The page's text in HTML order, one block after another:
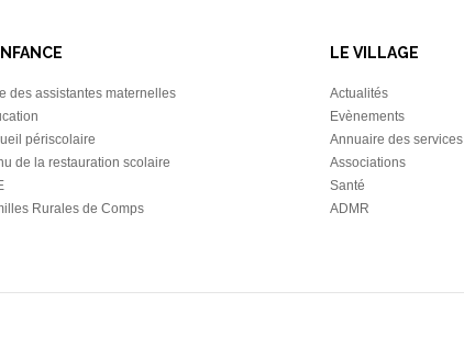
des assistantes maternelles
périscolaire
de la restauration scolaire
Rurales de Comps
LE VILLAGE
Actualités
Evènements
Annuaire des services
Associations
Santé
ADMR